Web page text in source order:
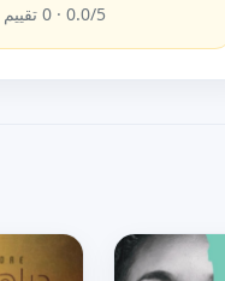
0.0/5 ·
0 تقييم